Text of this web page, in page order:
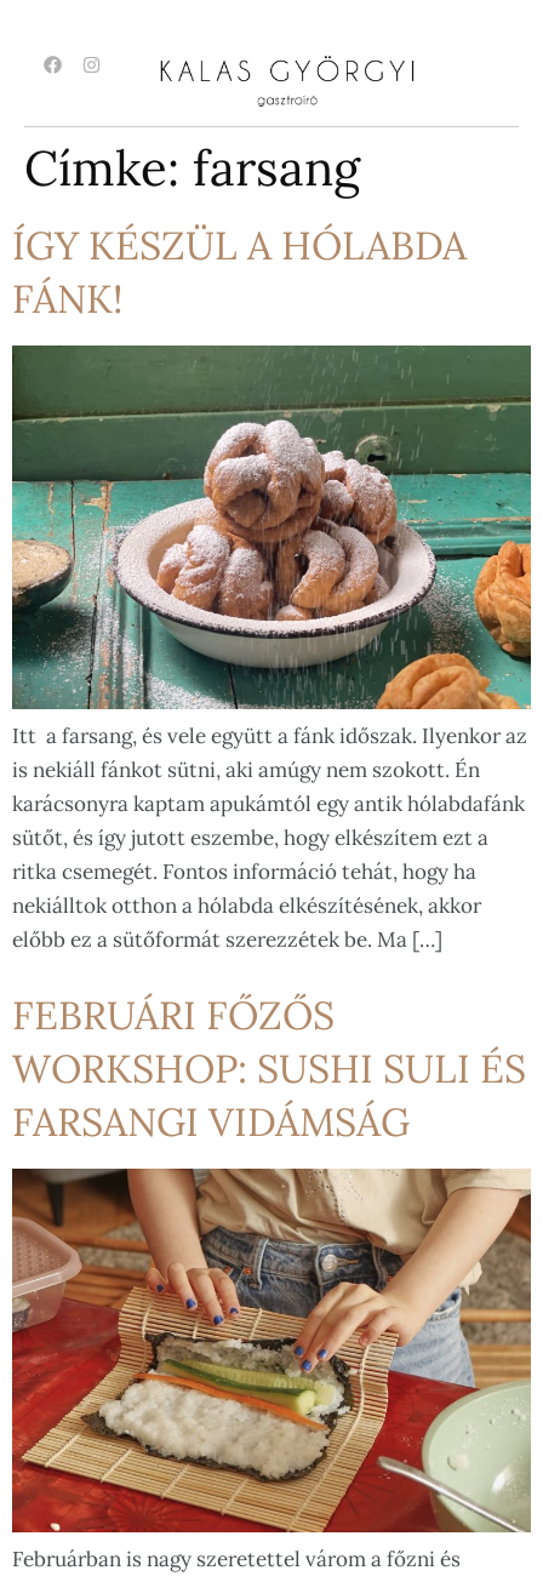
Címke: farsang
ÍGY KÉSZÜL A HÓLABDA
FÁNK!
Itt a farsang, és vele együtt a fánk időszak. Ilyenkor az
is nekiáll fánkot sütni, aki amúgy nem szokott. Én
karácsonyra kaptam apukámtól egy antik hólabdafánk
sütőt, és így jutott eszembe, hogy elkészítem ezt a
ritka csemegét. Fontos információ tehát, hogy ha
nekiálltok otthon a hólabda elkészítésének, akkor
előbb ez a sütőformát szerezzétek be. Ma […]
FEBRUÁRI FŐZŐS
WORKSHOP: SUSHI SULI ÉS
FARSANGI VIDÁMSÁG
Februárban is nagy szeretettel várom a főzni és